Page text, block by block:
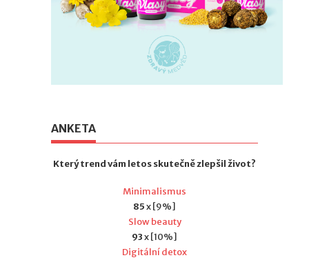
ANKETA
Který trend vám letos skutečně zlepšil život?
Minimalismus
85x [9%]
Slow beauty
93x [10%]
Digitální detox